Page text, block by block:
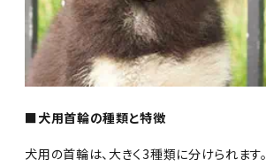
■犬用首輪の種類と特徴
犬用の首輪は、大きく3種類に分けられます。